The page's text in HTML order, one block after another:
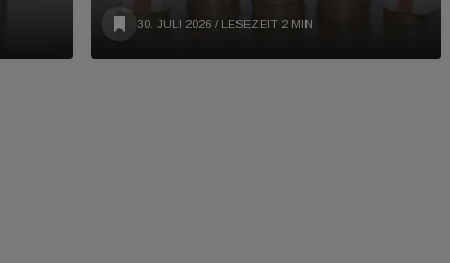
30. JULI 2026 / LESEZEIT 2 MIN